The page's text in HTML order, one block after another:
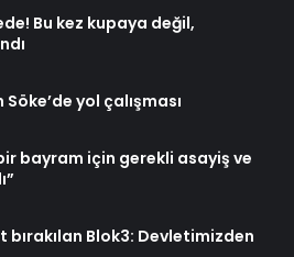
Bu kez kupaya değil,
yol çalışması
bayram için gerekli asayiş ve
Blok3: Devletimizden